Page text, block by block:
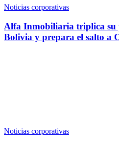
Noticias corporativas
Alfa Inmobiliaria triplica su
Bolivia y prepara el salto a
Noticias corporativas